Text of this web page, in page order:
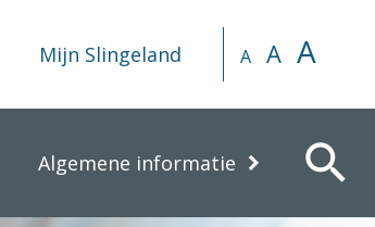
Mijn Slingeland A A A
Algemene informatie search